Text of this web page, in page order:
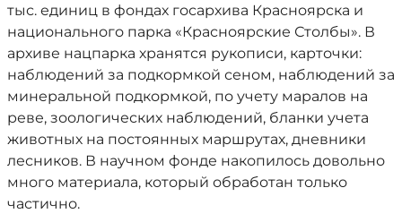
тыс. единиц в фондах госархива Красноярска и
национального парка «Красноярские Столбы». В
архиве нацпарка хранятся рукописи, карточки:
наблюдений за подкормкой сеном, наблюдений за
минеральной подкормкой, по учету маралов на
реве, зоологических наблюдений, бланки учета
животных на постоянных маршрутах, дневники
лесников. В научном фонде накопилось довольно
много материала, который обработан только
частично.